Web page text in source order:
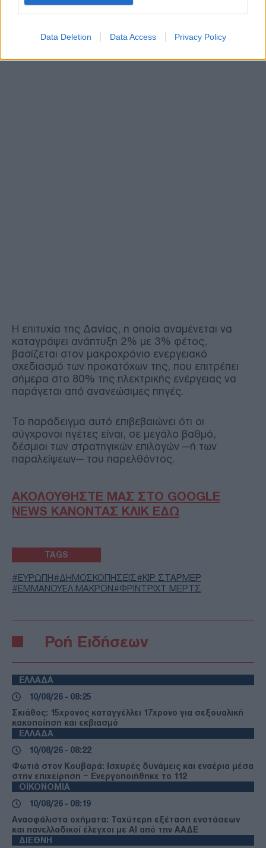
Data Deletion Data Access Privacy Policy
Η επιτυχία της Δανίας, η οποία αναμένεται να
καταγράψει ανάπτυξη 2% με 3% φέτος,
βασίζεται στον μακροχρόνιο ενεργειακό
σχεδιασμό των προκατόχων της, που επιτρέπει
σήμερα στο 80% της ηλεκτρικής ενέργειας να
παράγεται από ανανεώσιμες πηγές.
Το παράδειγμα αυτό επιβεβαιώνει ότι οι
σύγχρονοι ηγέτες είναι, σε μεγάλο βαθμό,
δέσμιοι των στρατηγικών επιλογών —ή των
παραλείψεων— του παρελθόντος.
ΑΚΟΛΟΥΘΗΣΤΕ ΜΑΣ ΣΤΟ GOOGLE
NEWS ΚΑΝΟΝΤΑΣ ΚΛΙΚ ΕΔΩ
TAGS
ΕΥΡΩΠΗ ΔΗΜΟΣΚΟΠΗΣΕΙΣ
ΚΙΡ ΣΤΑΡΜΕΡ
ΕΜΜΑΝΟΥΕΛ ΜΑΚΡΟΝ
ΦΡΙΝΤΡΙΧΤ ΜΕΡΤΣ
Ροή Ειδήσεων
ΕΛΛΑΔΑ
10/08/26 - 08:25
Σκιάθος: 15χρονος καταγγέλλει 17χρονο για σεξουαλική
κακοποίηση και εκβιασμό
ΕΛΛΑΔΑ
10/08/26 - 08:22
Φωτιά στον Κουβαρά: Ισχυρές δυνάμεις και εναέρια μέσα
στην επιχείρηση – Ενεργοποιήθηκε το 112
ΟΙΚΟΝΟΜΙΑ
10/08/26 - 08:19
Ανασφάλιστα οχήματα: Ταχύτερη εξέταση ενστάσεων
και πανελλαδικοί έλεγχοι με AI από την ΑΑΔΕ
ΔΙΕΘΝΗ